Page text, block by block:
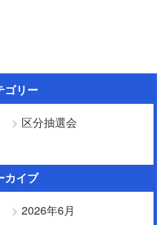
ゴリー
区分抽選会
カイブ
2026年6月